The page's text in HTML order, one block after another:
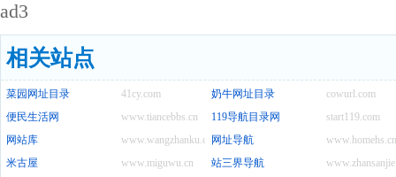
ad3
相关站点
41cy.com
菜园网址目录 cowurl.com
奶牛网址目录
www.tiancebbs.cn
便民生活网 start119.com
119导航目录网
www.wangzhanku.com
网站库 www.homehs.cn
网址导航
www.miguwu.cn
米古屋
站三界导航